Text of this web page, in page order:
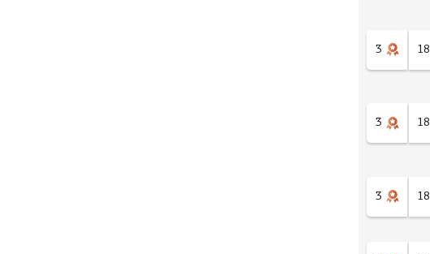
3 18
3 18
3 18